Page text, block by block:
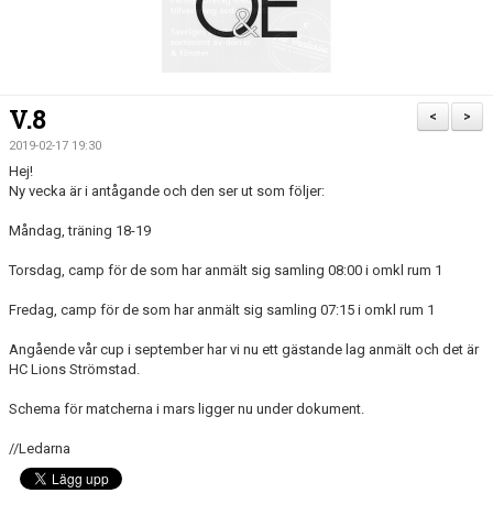
TRUPPEN
BILDGALLERI
DOKUMENT
KONTAKT
>
<
V.8
2019-02-17 19:30
Hej!
Ny vecka är i antågande och den ser ut som följer:
Måndag, träning 18-19
Torsdag, camp för de som har anmält sig samling 08:00 i omkl rum 1
Fredag, camp för de som har anmält sig samling 07:15 i omkl rum 1
Angående vår cup i september har vi nu ett gästande lag anmält och det är
HC Lions Strömstad.
Schema för matcherna i mars ligger nu under dokument.
//Ledarna